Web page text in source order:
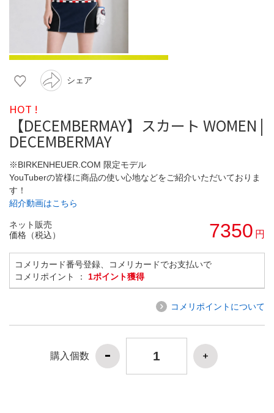
シェア
HOT !
【DECEMBERMAY】スカート WOMEN |
DECEMBERMAY
※BIRKENHEUER.COM 限定モデル
YouTuberの皆様に商品の使い心地などをご紹介いただいておりま
す！
紹介動画はこちら
ネット販売
価格（税込）
7350 円
コメリカード番号登録、コメリカードでお支払いで
コメリポイント ： 1ポイント獲得
コメリポイントについて
購入個数